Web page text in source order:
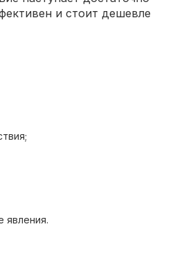
и стоит дешевле
явления.